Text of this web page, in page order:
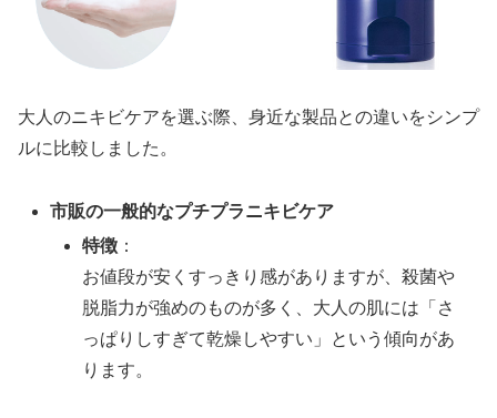
大人のニキビケアを選ぶ際、身近な製品との違いをシンプ
ルに比較しました。
市販の一般的なプチプラニキビケア
特徴 ：
お値段が安くすっきり感がありますが、殺菌や
脱脂力が強めのものが多く、大人の肌には「さ
っぱりしすぎて乾燥しやすい」という傾向があ
ります。